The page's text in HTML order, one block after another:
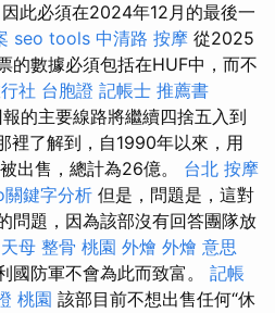
此必須在2024年12月的最後一
seo tools 中清路 按摩 從2025
的數據必須包括在HUF中，而不
社 台胞證 記帳士 推薦書
報的主要線路將繼續四捨五入到
裡了解到，自1990年以來，用
出售，總計為26億。 台北 按摩
鍵字分析 但是，問題是，這對
問題，因為該部沒有回答團隊放
天母 整骨 桃園 外燴 外燴 意思
國防軍不會為此而致富。 記帳
桃園 該部目前不想出售任何“休